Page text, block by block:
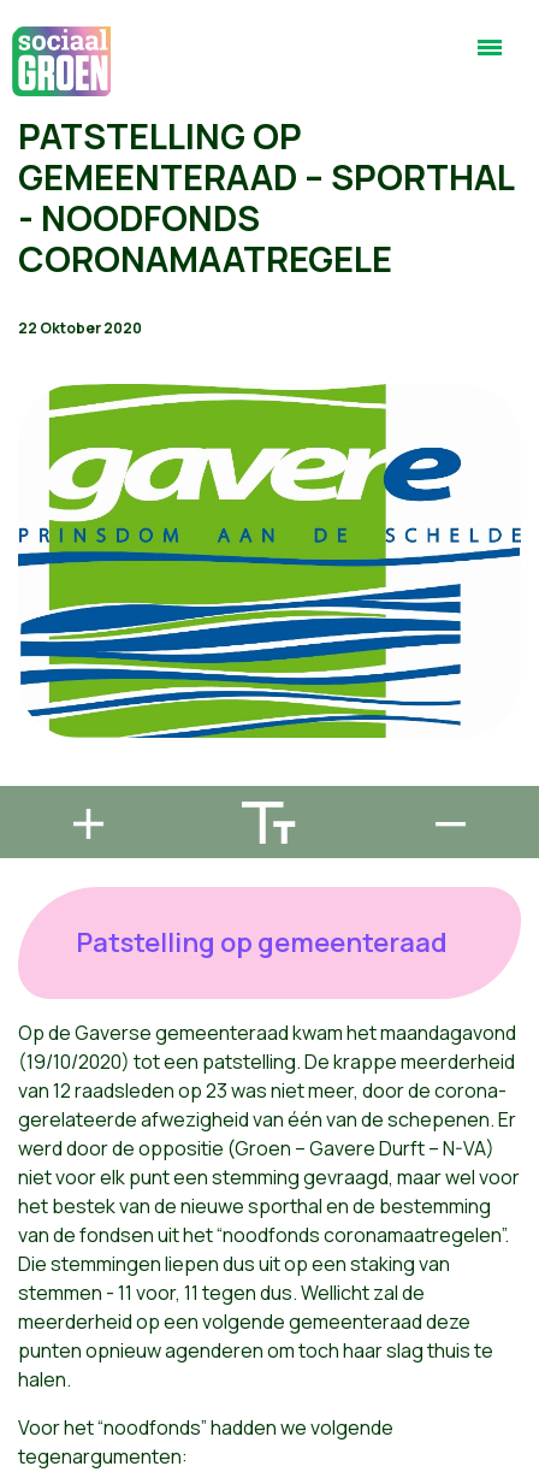
PATSTELLING OP
GEMEENTERAAD – SPORTHAL
- NOODFONDS
CORONAMAATREGELE
22 Oktober 2020
Patstelling op gemeenteraad
Op de Gaverse gemeenteraad kwam het maandagavond
(19/10/2020) tot een patstelling. De krappe meerderheid
van 12 raadsleden op 23 was niet meer, door de corona-
gerelateerde afwezigheid van één van de schepenen. Er
werd door de oppositie (Groen – Gavere Durft – N-VA)
niet voor elk punt een stemming gevraagd, maar wel voor
het bestek van de nieuwe sporthal en de bestemming
van de fondsen uit het “noodfonds coronamaatregelen”.
Die stemmingen liepen dus uit op een staking van
stemmen - 11 voor, 11 tegen dus. Wellicht zal de
meerderheid op een volgende gemeenteraad deze
punten opnieuw agenderen om toch haar slag thuis te
halen.
Voor het “noodfonds” hadden we volgende
tegenargumenten: